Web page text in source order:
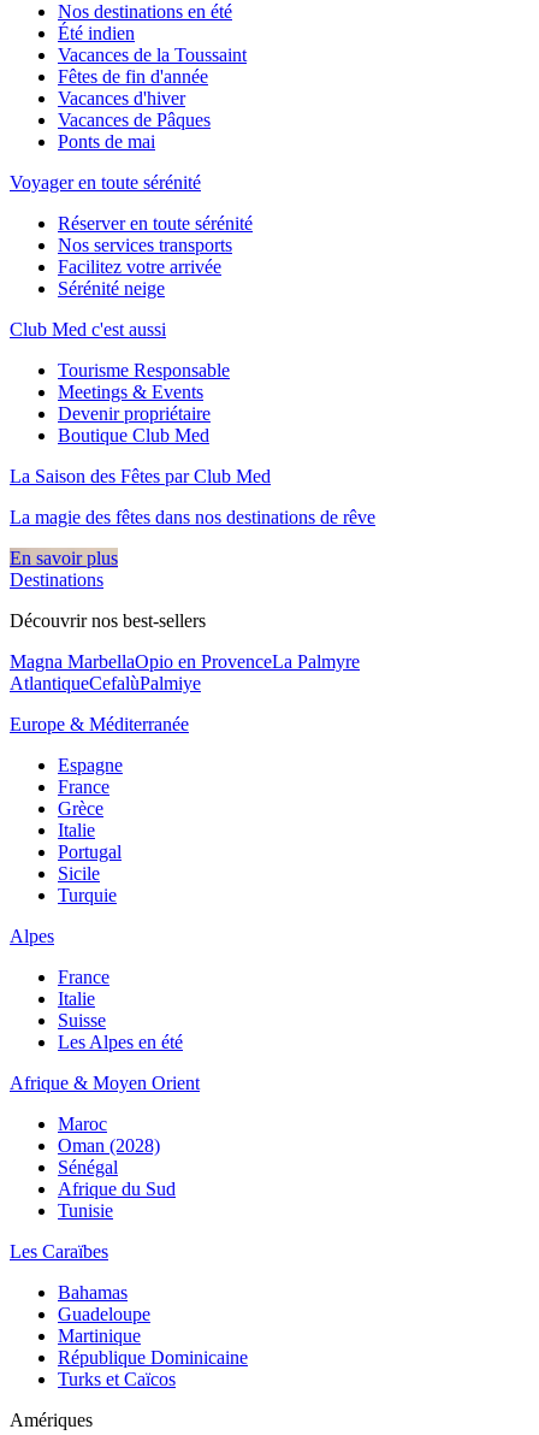
Nos destinations en été
Été indien
Vacances de la Toussaint
Fêtes de fin d'année
Vacances d'hiver
Vacances de Pâques
Ponts de mai
Voyager en toute sérénité
Réserver en toute sérénité
Nos services transports
Facilitez votre arrivée
Sérénité neige
Club Med c'est aussi
Tourisme Responsable
Meetings & Events
Devenir propriétaire
Boutique Club Med
La Saison des Fêtes par Club Med
La magie des fêtes dans nos destinations de rêve​
En savoir plus
Destinations
Découvrir nos best-sellers
Magna MarbellaOpio en ProvenceLa Palmyre
AtlantiqueCefalùPalmiye
Europe & Méditerranée
Espagne
France
Grèce
Italie
Portugal
Sicile
Turquie
Alpes
France
Italie
Suisse
Les Alpes en été
Afrique & Moyen Orient
Maroc
Oman (2028)
Sénégal
Afrique du Sud
Tunisie
Les Caraïbes
Bahamas
Guadeloupe
Martinique
République Dominicaine
Turks et Caïcos
Amériques